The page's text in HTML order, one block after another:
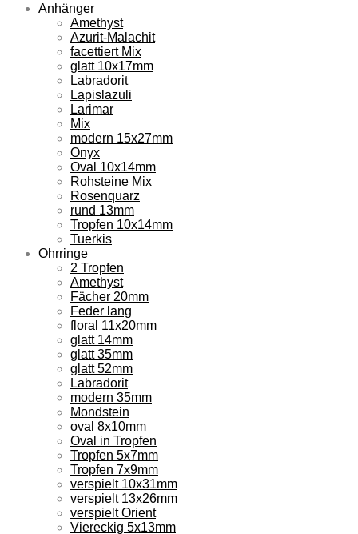
Anhänger
Amethyst
Azurit-Malachit
facettiert Mix
glatt 10x17mm
Labradorit
Lapislazuli
Larimar
Mix
modern 15x27mm
Onyx
Oval 10x14mm
Rohsteine Mix
Rosenquarz
rund 13mm
Tropfen 10x14mm
Tuerkis
Ohrringe
2 Tropfen
Amethyst
Fächer 20mm
Feder lang
floral 11x20mm
glatt 14mm
glatt 35mm
glatt 52mm
Labradorit
modern 35mm
Mondstein
oval 8x10mm
Oval in Tropfen
Tropfen 5x7mm
Tropfen 7x9mm
verspielt 10x31mm
verspielt 13x26mm
verspielt Orient
Viereckig 5x13mm